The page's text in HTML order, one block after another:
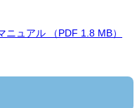
ュアル （PDF 1.8 MB）